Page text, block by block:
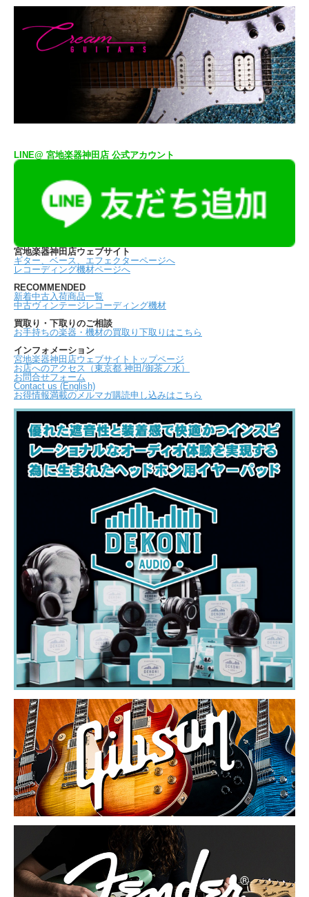
LINE@ 宮地楽器神田店 公式アカウント
宮地楽器神田店ウェブサイト
ギター、ベース、エフェクターページへ
レコーディング機材ページへ
RECOMMENDED
新着中古入荷商品一覧
中古ヴィンテージレコーディング機材
買取り・下取りのご相談
お手持ちの楽器・機材の買取り下取りはこちら
インフォメーション
宮地楽器神田店ウェブサイトトップページ
お店へのアクセス（東京都 神田/御茶ノ水）
お問合せフォーム
Contact us (English)
お得情報満載のメルマガ購読申し込みはこちら